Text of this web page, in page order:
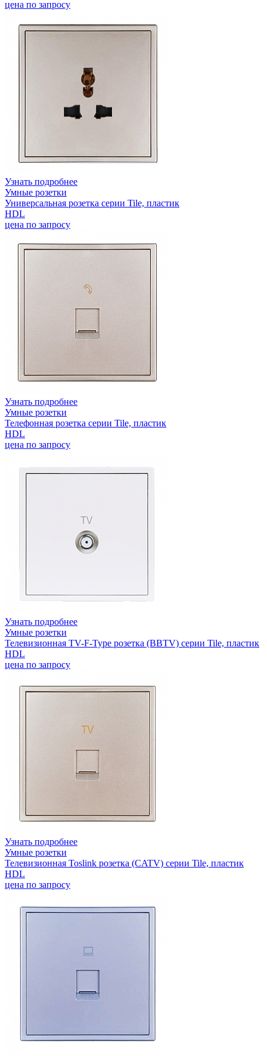
цена по запросу
Узнать подробнее
Умные розетки
Универсальная розетка серии Tile, пластик
HDL
цена по запросу
Узнать подробнее
Умные розетки
Телефонная розетка серии Tile, пластик
HDL
цена по запросу
Узнать подробнее
Умные розетки
Телевизионная TV-F-Type розетка (BBTV) серии Tile, пластик
HDL
цена по запросу
Узнать подробнее
Умные розетки
Телевизионная Toslink розетка (CATV) серии Tile, пластик
HDL
цена по запросу